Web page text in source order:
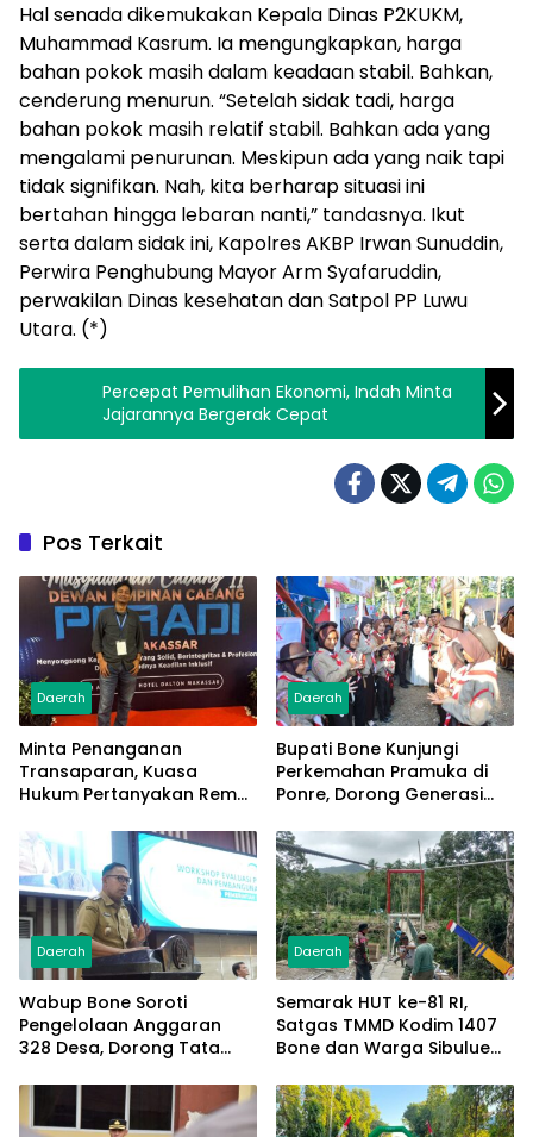
Hal senada dikemukakan Kepala Dinas P2KUKM,
Muhammad Kasrum. Ia mengungkapkan, harga
bahan pokok masih dalam keadaan stabil. Bahkan,
cenderung menurun. “Setelah sidak tadi, harga
bahan pokok masih relatif stabil. Bahkan ada yang
mengalami penurunan. Meskipun ada yang naik tapi
tidak signifikan. Nah, kita berharap situasi ini
bertahan hingga lebaran nanti,” tandasnya. Ikut
serta dalam sidak ini, Kapolres AKBP Irwan Sunuddin,
Perwira Penghubung Mayor Arm Syafaruddin,
perwakilan Dinas kesehatan dan Satpol PP Luwu
Utara. (*)
Percepat Pemulihan Ekonomi, Indah Minta
Jajarannya Bergerak Cepat
Pos Terkait
Daerah
Minta Penanganan
Transaparan, Kuasa
Hukum Pertanyakan Rem
Kecelakaan yang
Tewaskan Balita GN di
Bone
Daerah
Bupati Bone Kunjungi
Perkemahan Pramuka di
Ponre, Dorong Generasi
Berkarakter
Daerah
Wabup Bone Soroti
Pengelolaan Anggaran
328 Desa, Dorong Tata
Daerah
Semarak HUT ke-81 RI,
Satgas TMMD Kodim 1407
Bone dan Warga Sibulue